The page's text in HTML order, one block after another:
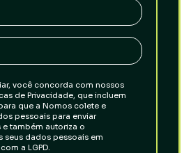
você concorda com nossos
de Privacidade, que incluem
que a Nomos colete e
pessoais para enviar
também autoriza o
seus dados pessoais em
a LGPD.